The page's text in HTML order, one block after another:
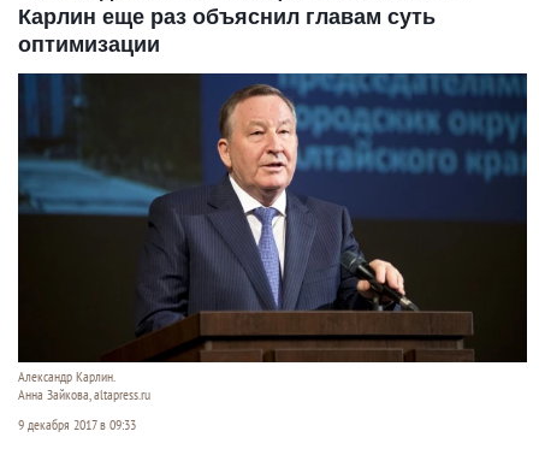
Карлин еще раз объяснил главам суть
оптимизации
Александр Карлин.
Анна Зайкова, altapress.ru
9 декабря 2017 в 09:33